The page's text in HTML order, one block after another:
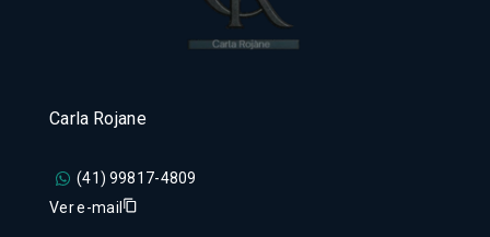
Carla Rojane
(41) 99817-4809
Ver e-mail